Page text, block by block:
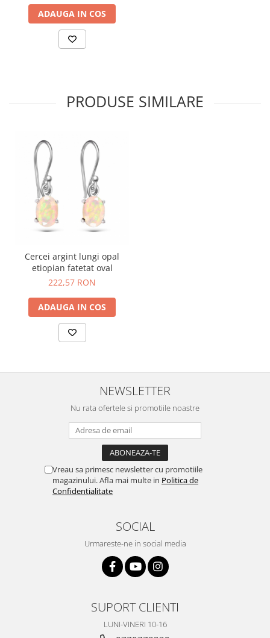
ADAUGA IN COS
PRODUSE SIMILARE
Cercei argint lungi opal
etiopian fatetat oval
222,57 RON
ADAUGA IN COS
NEWSLETTER
Nu rata ofertele si promotiile noastre
Vreau sa primesc newsletter cu promotiile
magazinului. Afla mai multe in Politica de
Confidentialitate
SOCIAL
Urmareste-ne in social media
SUPORT CLIENTI
LUNI-VINERI 10-16